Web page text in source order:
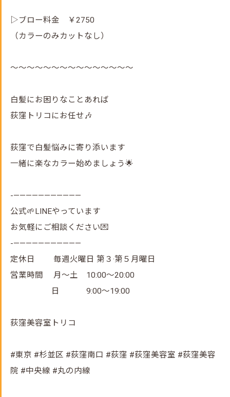
▷ブロー料金 ￥2750
（カラーのみカットなし）
～～～～～～～～～～～～～～～
白髪にお困りなことあれば
荻窪トリコにお任せ🎶
荻窪で白髪悩みに寄り添います
一緒に楽なカラー始めましょう🌟
-———————————
公式🌱LINEやっています
お気軽にご相談ください💌
-———————————
定休日 毎週火曜日 第３·第５月曜日
営業時間 月～土 10:00～20:00
日 9:00～19:00
荻窪美容室トリコ
#東京 #杉並区 #荻窪南口 #荻窪 #荻窪美容室 #荻窪美容
院 #中央線 #丸の内線